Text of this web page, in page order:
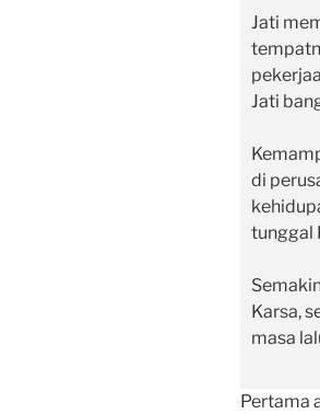
Jati
Jati
di
tunggal
Karsa,
masa
Pertama